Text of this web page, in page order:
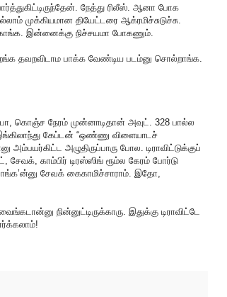
நேத்து ரிலீஸ். ஆனா போக
முக்கியமான தியேட்டரை ஆக்ரமிச்சுடுச்சு.
இன்னைக்கு நிச்சயமா போகணும்.
தவறவிடாம பாக்க வேண்டிய படம்னு சொல்றாங்க.
கொஞ்ச நேரம் முன்னாடிதான் அவுட். 328 பால்ல
கேப்டன் “ஒண்ணு விளையாடச்
அழுதிருப்பாரு போல. டிராவிட்டுக்குப்
சேவக், காம்பிர் டிரஸ்ஸிங் ரூம்ல கேரம் போர்டு
சேவக் கைகாமிச்சாராம். இதோ,
நின்னுட்டிருக்காரு. இதுக்கு டிராவிட்டே